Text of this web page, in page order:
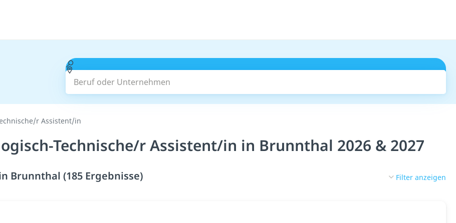
Beruf oder Unternehmen
r Assistent/in
Technische/r Assistent/in in Brunnthal 2026 & 2027
Brunnthal (185 Ergebnisse) Filter anzeigen